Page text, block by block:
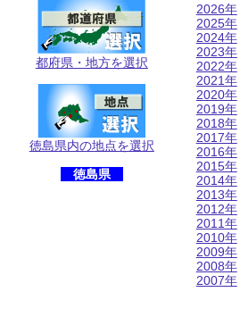
都府県・地方を選択
徳島県内の地点を選択
徳島県
2026年
2025年
2024年
2023年
2022年
2021年
2020年
2019年
2018年
2017年
2016年
2015年
2014年
2013年
2012年
2011年
2010年
2009年
2008年
2007年